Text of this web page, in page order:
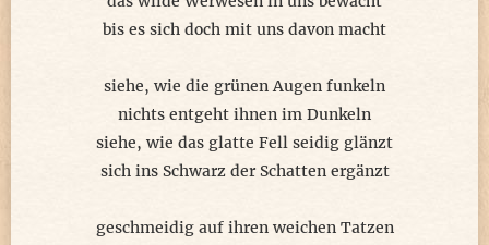
weil Sturm gegen die Mühlen rast.
...
Ein Ende ist noch nicht abzusehen
weil einige Räder feige abdrehen,
verkleidet ihre Schuld verdecken.
bis es sich doch mit uns davon macht
siehe, wie die grünen Augen funkeln
nichts entgeht ihnen im Dunkeln
siehe, wie das glatte Fell seidig glänzt
sich ins Schwarz der Schatten ergänzt
geschmeidig auf ihren weichen Tatzen